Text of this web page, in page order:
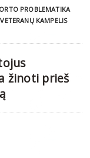
PROBLEMATIKA
VETERANŲ KAMPELIS
žinoti prieš